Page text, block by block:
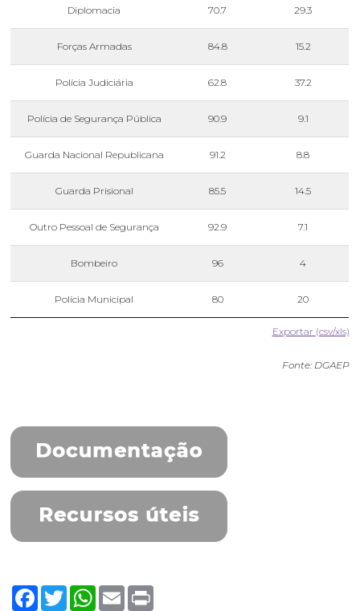
Diplomacia 70.7 29.3
Forças Armadas 84.8 15.2
Polícia Judiciária 62.8 37.2
Polícia de Segurança Pública 90.9 9.1
Guarda Nacional Republicana 91.2 8.8
Guarda Prisional 85.5 14.5
Outro Pessoal de Segurança 92.9 7.1
Bombeiro 96 4
Polícia Municipal 80 20
Exportar (csv/xls)
Fonte: DGAEP
FacebookTwitterWhatsApp
Email